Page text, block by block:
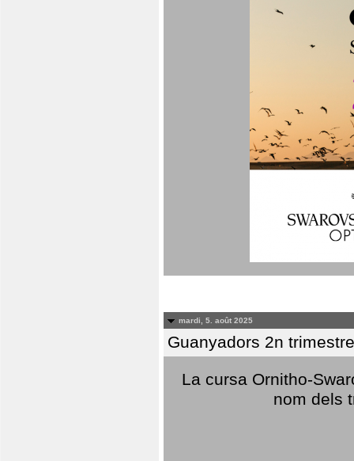
mardi, 5. août 2025
Guanyadors 2n
La cursa Ornitho-
nom dels